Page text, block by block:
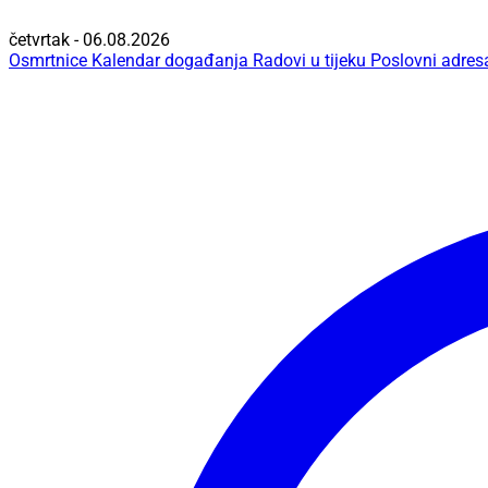
četvrtak - 06.08.2026
Osmrtnice Kalendar događanja Radovi u tijeku Poslovni